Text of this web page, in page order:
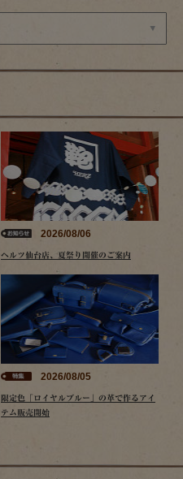
2026/08/06
ヘルツ仙台店、夏祭り開催のご案内
2026/08/05
限定色「ロイヤルブルー」の革で作るアイ
テム販売開始